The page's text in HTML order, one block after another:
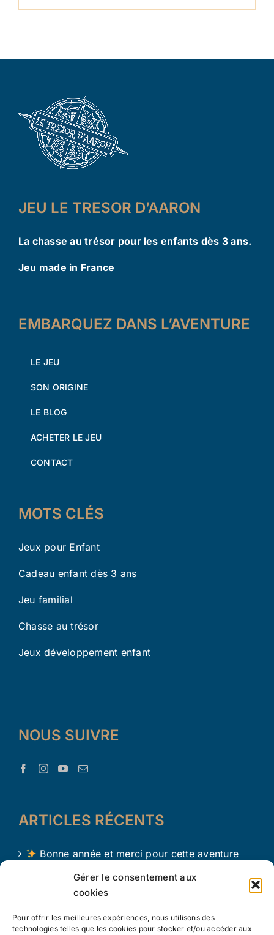
Gérer le consentement aux
cookies
Pour offrir les meilleures expériences, nous utilisons des
technologies telles que les cookies pour stocker et/ou accéder aux
JEU LE TRESOR D’AARON
La chasse au trésor pour les enfants dès 3 ans.
Jeu made in France
EMBARQUEZ DANS L’AVENTURE
LE JEU
SON ORIGINE
LE BLOG
ACHETER LE JEU
CONTACT
MOTS CLÉS
Jeux pour Enfant
Cadeau enfant dès 3 ans
Jeu familial
Chasse au trésor
Jeux développement enfant
NOUS SUIVRE
ARTICLES RÉCENTS
Bonne année et merci pour cette aventure
avec Le Trésor d’Aaron !
Le Trésor d Aaron en 2024 !
L’apprentissage par le jeu chez les tout petits